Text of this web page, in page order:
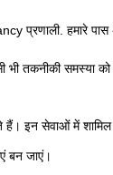
हमारे पास
भी तकनीकी
हैं। इन सेवाओं में शामिल
बन जाएं।